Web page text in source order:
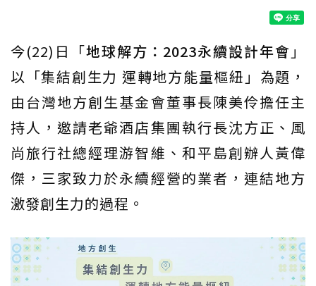
今(22)日「地球解方：2023永續設計年會 」
以「集結創生力 運轉地方能量樞紐」為題，
由台灣地方創生基金會董事長陳美伶擔任主
持人，邀請老爺酒店集團執行長沈方正、風
尚旅行社總經理游智維、和平島創辦人黃偉
傑，三家致力於永續經營的業者，連結地方
激發創生力的過程。